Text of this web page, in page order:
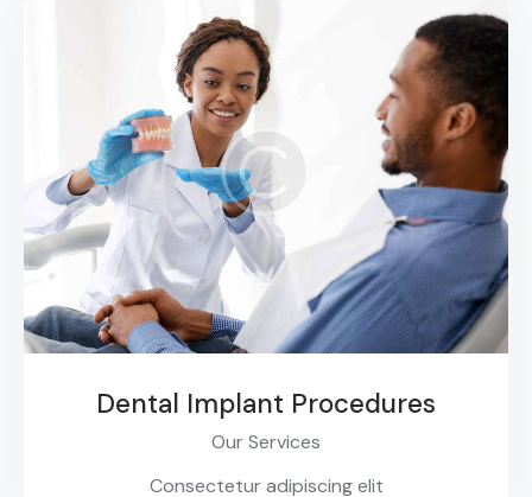
Dental Implant Procedures
Our Services
Consectetur adipiscing elit